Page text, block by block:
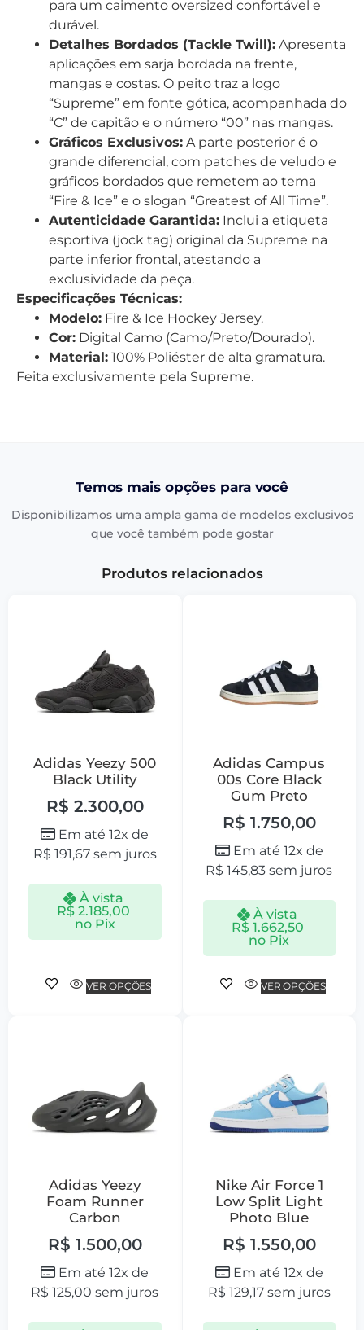
para um caimento oversized confortável e
durável.
Detalhes Bordados (Tackle Twill): Apresenta
aplicações em sarja bordada na frente,
mangas e costas. O peito traz a logo
“Supreme” em fonte gótica, acompanhada do
“C” de capitão e o número “00” nas mangas.
Gráficos Exclusivos: A parte posterior é o
grande diferencial, com patches de veludo e
gráficos bordados que remetem ao tema
“Fire & Ice” e o slogan “Greatest of All Time”.
Autenticidade Garantida: Inclui a etiqueta
esportiva (jock tag) original da Supreme na
parte inferior frontal, atestando a
exclusividade da peça.
Especificações Técnicas:
Modelo: Fire & Ice Hockey Jersey.
Cor: Digital Camo (Camo/Preto/Dourado).
Material: 100% Poliéster de alta gramatura.
Feita exclusivamente pela Supreme.
Temos mais opções para você
Disponibilizamos uma ampla gama de modelos exclusivos
que você também pode gostar
Produtos relacionados
Adidas Yeezy 500
Black Utility
R$ 2.300,00
Em até 12x de
R$ 191,67sem juros
À vista
R$2.185,00
no Pix
VER OPÇÕES
Adidas Campus
00s Core Black
Gum Preto
R$ 1.750,00
Em até 12x de
R$ 145,83 sem juros
À vista
R$1.662,50
no Pix
VER OPÇÕES
Adidas Yeezy
Foam Runner
Carbon
R$ 1.500,00
Em até 12x de
R$ 125,00 sem juros
Nike Air Force 1
Low Split Light
Photo Blue
R$ 1.550,00
Em até 12x de
R$ 129,17sem juros